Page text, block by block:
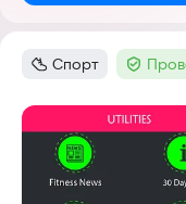
Категория
Спорт Тег :